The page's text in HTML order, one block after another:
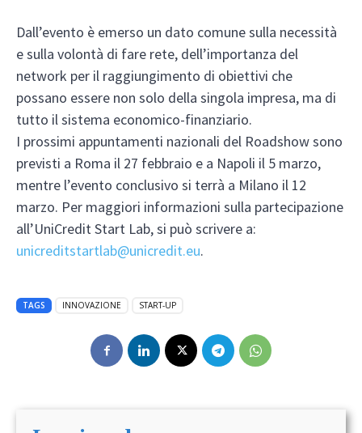
Dall’evento è emerso un dato comune sulla necessità
e sulla volontà di fare rete, dell’importanza del
network per il raggiungimento di obiettivi che
possano essere non solo della singola impresa, ma di
tutto il sistema economico-finanziario.
I prossimi appuntamenti nazionali del Roadshow sono
previsti a Roma il 27 febbraio e a Napoli il 5 marzo,
mentre l’evento conclusivo si terrà a Milano il 12
marzo. Per maggiori informazioni sulla partecipazione
all’UniCredit Start Lab, si può scrivere a:
unicreditstartlab@unicredit.eu.
TAGS INNOVAZIONE START-UP